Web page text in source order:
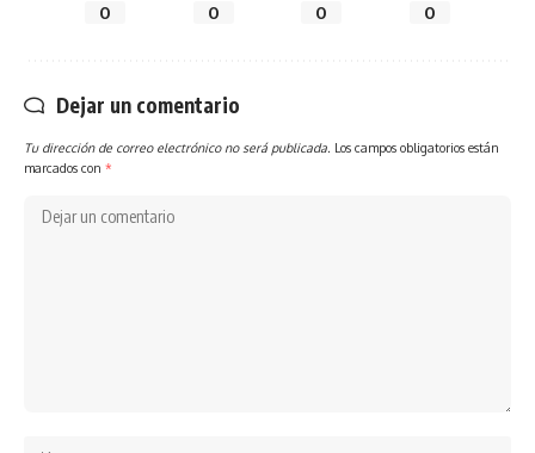
0 0 0 0
Dejar un comentario
Tu dirección de correo electrónico no será publicada. Los campos obligatorios están
marcados con *